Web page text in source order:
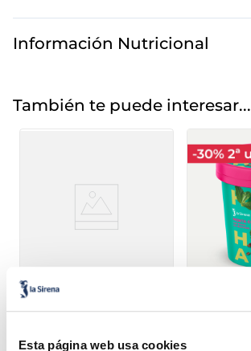
Esta página web usa cookies
Información Nutricional
También te puede interesar...
azúcar
con chocolate